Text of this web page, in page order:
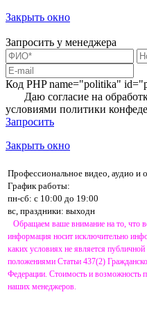
Закрыть окно
Запросить у менеджера
Код PHPname="politika"
Даю согласие на
условиями политики
Запросить
Закрыть окно
Профессиональное видео, аудио и
График работы:
пн-сб: с 10:00 до 19:00
вс, праздники: выходн
Обращаем ваше внимание на то, что
информация носит исключительно
каких условиях не является
положениями Статьи 437(2)
Федерации. Стоимость и возможность
наших менеджеров.